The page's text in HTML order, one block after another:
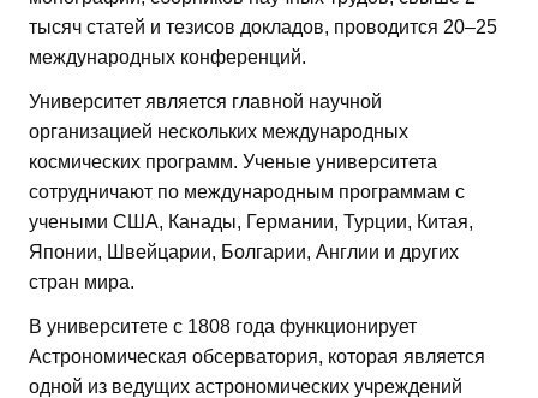
тысяч статей и тезисов докладов, проводится 20–25
международных конференций.
Университет является главной научной
организацией нескольких международных
космических программ. Ученые университета
сотрудничают по международным программам с
учеными США, Канады, Германии, Турции, Китая,
Японии, Швейцарии, Болгарии, Англии и других
стран мира.
В университете с 1808 года функционирует
Астрономическая обсерватория, которая является
одной из ведущих астрономических учреждений